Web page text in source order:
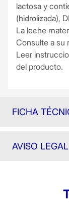
lactosa y
(hidrolizada),
La leche
Consulte a su
Leer
del producto.
FICHA
AVISO LEGAL